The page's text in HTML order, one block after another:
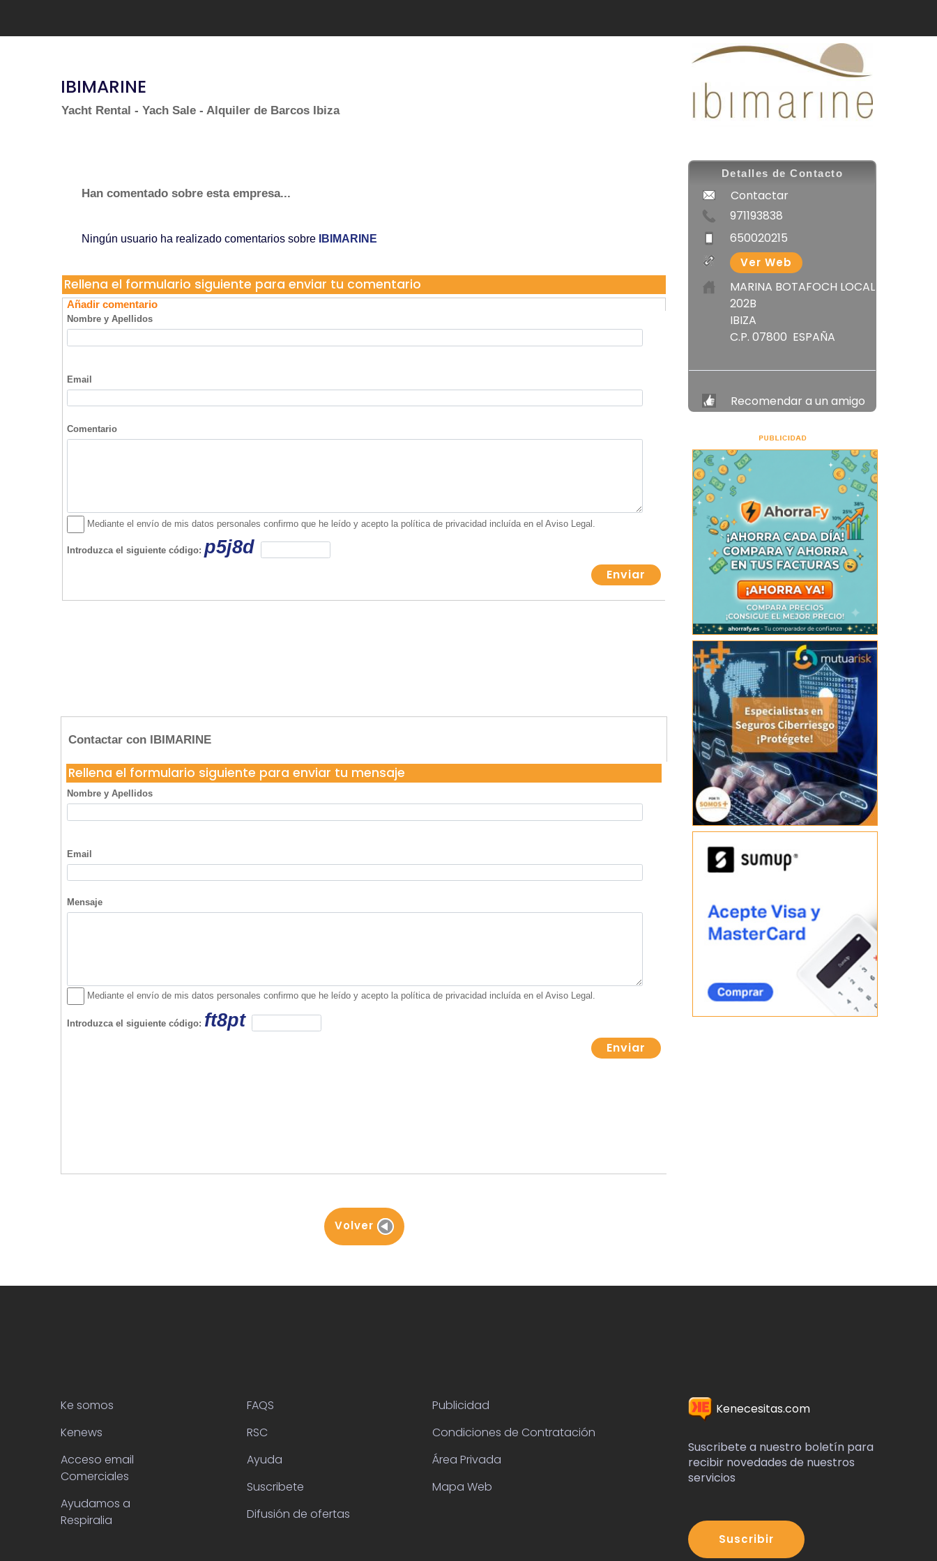
IBIMARINE
Yacht Rental - Yach Sale - Alquiler de Barcos Ibiza
Han comentado sobre esta empresa...
Ningún usuario ha realizado comentarios sobre IBIMARINE
Contactar con IBIMARINE
Volver
Detalles de Contacto
Contactar
971193838
650020215
Ver Web
MARINA BOTAFOCH LOCAL
202B
IBIZA
C.P. 07800 ESPAÑA
Recomendar a un amigo
Ke somos
Kenews
Acceso email
Comerciales
Ayudamos a
Respiralia
FAQS
RSC
Ayuda
Suscribete
Difusión de ofertas
Publicidad
Condiciones de Contratación
Área Privada
Mapa Web
Kenecesitas.com
Suscribete a nuestro boletín para
recibir novedades de nuestros
servicios
Suscribir